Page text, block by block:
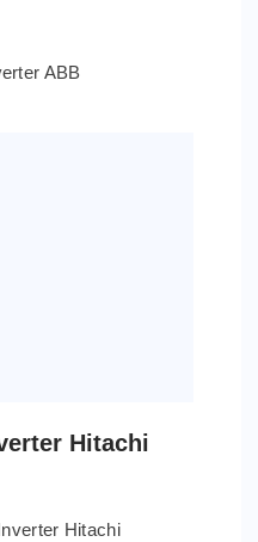
ABB
Hitachi
Hitachi